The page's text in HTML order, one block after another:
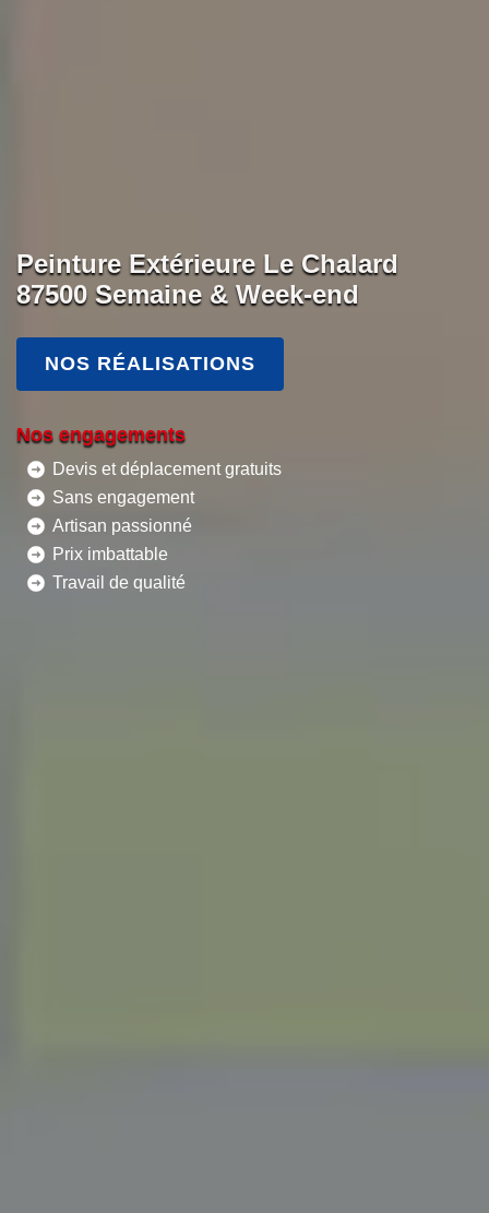
Peinture Extérieure Le Chalard
87500 Semaine & Week-end
NOS RÉALISATIONS
Nos engagements
Devis et déplacement gratuits
Sans engagement
Artisan passionné
Prix imbattable
Travail de qualité